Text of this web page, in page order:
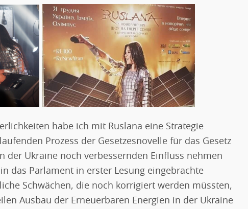
habe ich mit Ruslana eine Strategie
Prozess der Gesetzesnovelle für das Gesetz
der Ukraine noch verbessernden Einfluss nehmen
das Parlament in erster Lesung eingebrachte
Schwächen, die noch korrigiert werden müssten,
Ausbau der Erneuerbaren Energien in der Ukraine